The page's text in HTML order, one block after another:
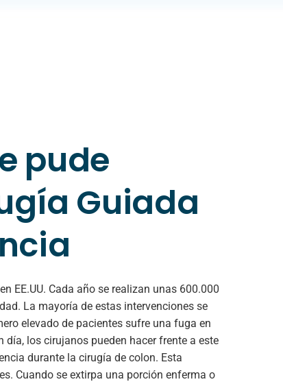
pude
Guiada
EE.UU. Cada año se realizan unas 600.000
La mayoría de estas intervenciones se
elevado de pacientes sufre una fuga en
día, los cirujanos pueden hacer frente a este
durante la cirugía de colon. Esta
Cuando se extirpa una porción enferma o